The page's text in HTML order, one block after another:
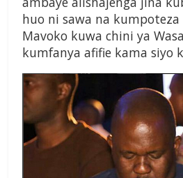
huo ni sawa na
Mavoko kuwa chini ya
kumfanya afifie kama siyo